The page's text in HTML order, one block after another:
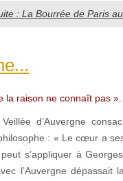
: La Bourrée de Paris
raison ne connaît pas ».
d’Auvergne
: « Le cœur a
s’appliquer à
l’Auvergne dépassait